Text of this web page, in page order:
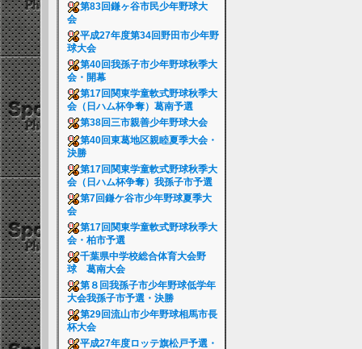
第83回鎌ヶ谷市民少年野球大
会
平成27年度第34回野田市少年野
球大会
第40回我孫子市少年野球秋季大
会・開幕
第17回関東学童軟式野球秋季大
会（日ハム杯争奪）葛南予選
第38回三市親善少年野球大会
第40回東葛地区親睦夏季大会・
決勝
第17回関東学童軟式野球秋季大
会（日ハム杯争奪）我孫子市予選
第7回鎌ケ谷市少年野球夏季大
会
第17回関東学童軟式野球秋季大
会・柏市予選
千葉県中学校総合体育大会野
球 葛南大会
第８回我孫子市少年野球低学年
大会我孫子市予選・決勝
第29回流山市少年野球相馬市長
杯大会
平成27年度ロッテ旗松戸予選・